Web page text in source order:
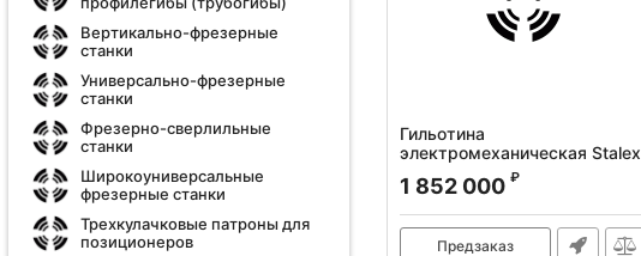
Вертикально-фрезерные
станки
Универсально-фрезерные
станки
Фрезерно-сверлильные
станки
Широкоуниверсальные
фрезерные станки
Трехкулачковые патроны для
позиционеров
Гильотина
электромеханическая Stalex
Артикул: 386011
1 852 000 ₽
Предзаказ